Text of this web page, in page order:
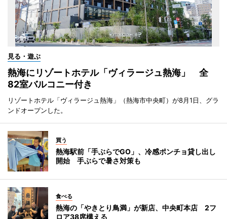
見る・遊ぶ
熱海にリゾートホテル「ヴィラージュ熱海」 全
82室バルコニー付き
リゾートホテル「ヴィラージュ熱海」（熱海市中央町）が8月1日、グラ
ンドオープンした。
買う
熱海駅前「手ぶらでGO」、冷感ポンチョ貸し出し
開始 手ぶらで暑さ対策も
食べる
熱海の「やきとり鳥満」が新店、中央町本店 2フ
ロア38席構える